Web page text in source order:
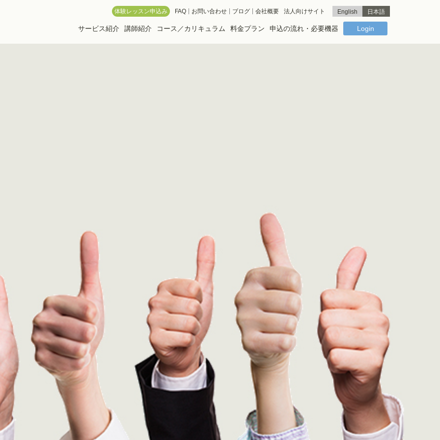
サービス紹介 講師紹介 コース／カリキュラム 料金プラン 申込の流れ・必要機器 Login
体験レッスン申込み FAQ お問い合わせ ブログ 会社概要 法人向けサイト English 日本語